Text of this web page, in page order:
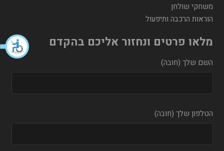
משחקי שולחן
הוראות הרכבה ותיפעול
מלאו פרטים ונחזור אליכם בהקדם
השם שלך (חובה)
הטלפון שלך (חובה)